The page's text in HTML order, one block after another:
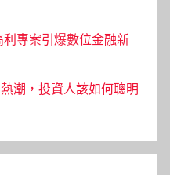
專案引爆數位金融新
潮，投資人該如何聰明